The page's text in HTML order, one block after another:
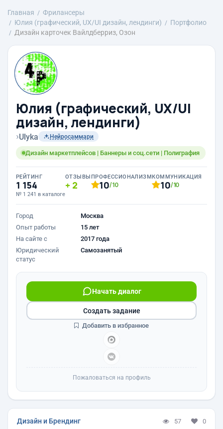
Главная
Фрилансеры
Юлия (графический, UX/UI дизайн, лендинги)
Портфолио
Дизайн карточек Вайлдберриз, Озон
Юлия (графический, UX/UI
дизайн, лендинги)
›Ulyka Нейросаммари
Дизайн маркетплейсов | Баннеры и соц.сети | Полиграфия
РЕЙТИНГ
1 154
№ 1 241 в каталоге
ОТЗЫВЫ
2
ПРОФЕССИОНАЛИЗМ
10/10
КОММУНИКАЦИЯ
10/10
Город
Москва
Опыт работы
15 лет
На сайте с
2017 года
Юридический
статус
Самозанятый
Начать диалог
Создать задание
Добавить в избранное
Пожаловаться на профиль
Дизайн и Брендинг 57 0